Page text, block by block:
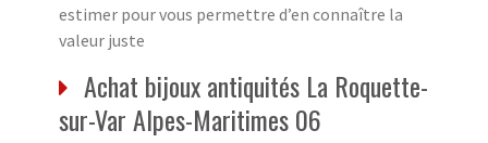
estimer pour vous permettre d’en connaître la
valeur juste
Achat bijoux antiquités La Roquette-
sur-Var Alpes-Maritimes 06